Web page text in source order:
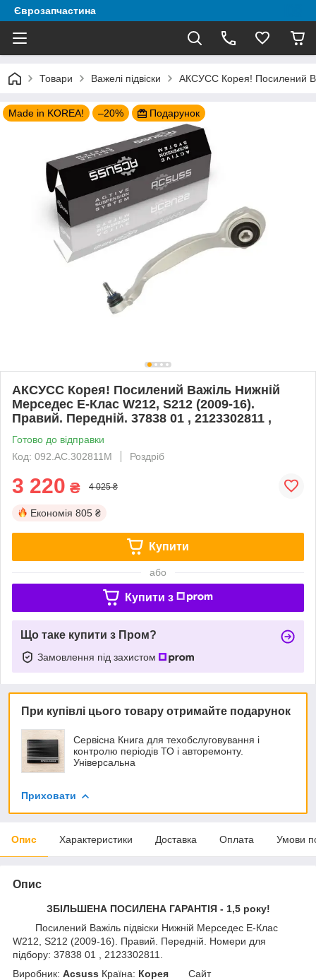
Єврозапчастина
Товари Важелі підвіски АКСУСС Корея! Посилений
Made in KOREA! –20% Подарунок
АКСУСС Корея! Посилений Важіль Нижній
Мерседес E-Клас W212, S212 (2009-16).
Правий. Передній. 37838 01 , 2123302811 ,
Готово до відправки
Код: 092.AC.302811M
Роздріб
3 220 ₴ 4 025 ₴
Економія 805 ₴
Купити
або
Купити з
Що таке купити з Пром?
Замовлення під захистом
При купівлі цього товару отримайте подарунок
Сервісна Книга для техобслуговування і
контролю періодів ТО і авторемонту.
Універсальна
Приховати
Опис Характеристики Доставка Оплата Умови
Опис
ЗБІЛЬШЕНА ПОСИЛЕНА ГАРАНТІЯ - 1,5 року!
Посилений Важіль підвіски Нижній Мерседес E-Клас
W212, S212 (2009-16). Правий. Передній. Номери для
підбору: 37838 01 , 2123302811.
Виробник: Acsuss Країна: Корея
Сайт